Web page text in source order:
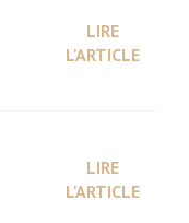
LIRE
L'ARTICLE
LIRE
L'ARTICLE